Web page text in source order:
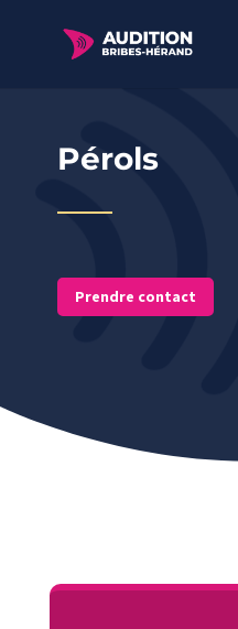
Pérols
Prendre contact